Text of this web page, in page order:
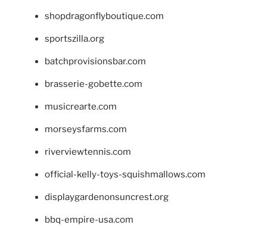
shopdragonflyboutique.com
sportszilla.org
batchprovisionsbar.com
brasserie-gobette.com
musicrearte.com
morseysfarms.com
riverviewtennis.com
official-kelly-toys-squishmallows.com
displaygardenonsuncrest.org
bbq-empire-usa.com